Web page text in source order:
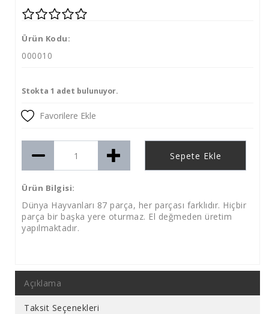
Ürün Kodu:
000010
Stokta 1 adet bulunuyor.
Favorilere Ekle
Sepete Ekle
Ürün Bilgisi:
Dünya Hayvanları 87 parça, her parçası farklıdır. Hiçbir
parça bir başka yere oturmaz. El değmeden üretim
yapılmaktadır.
Açıklama
Taksit Seçenekleri